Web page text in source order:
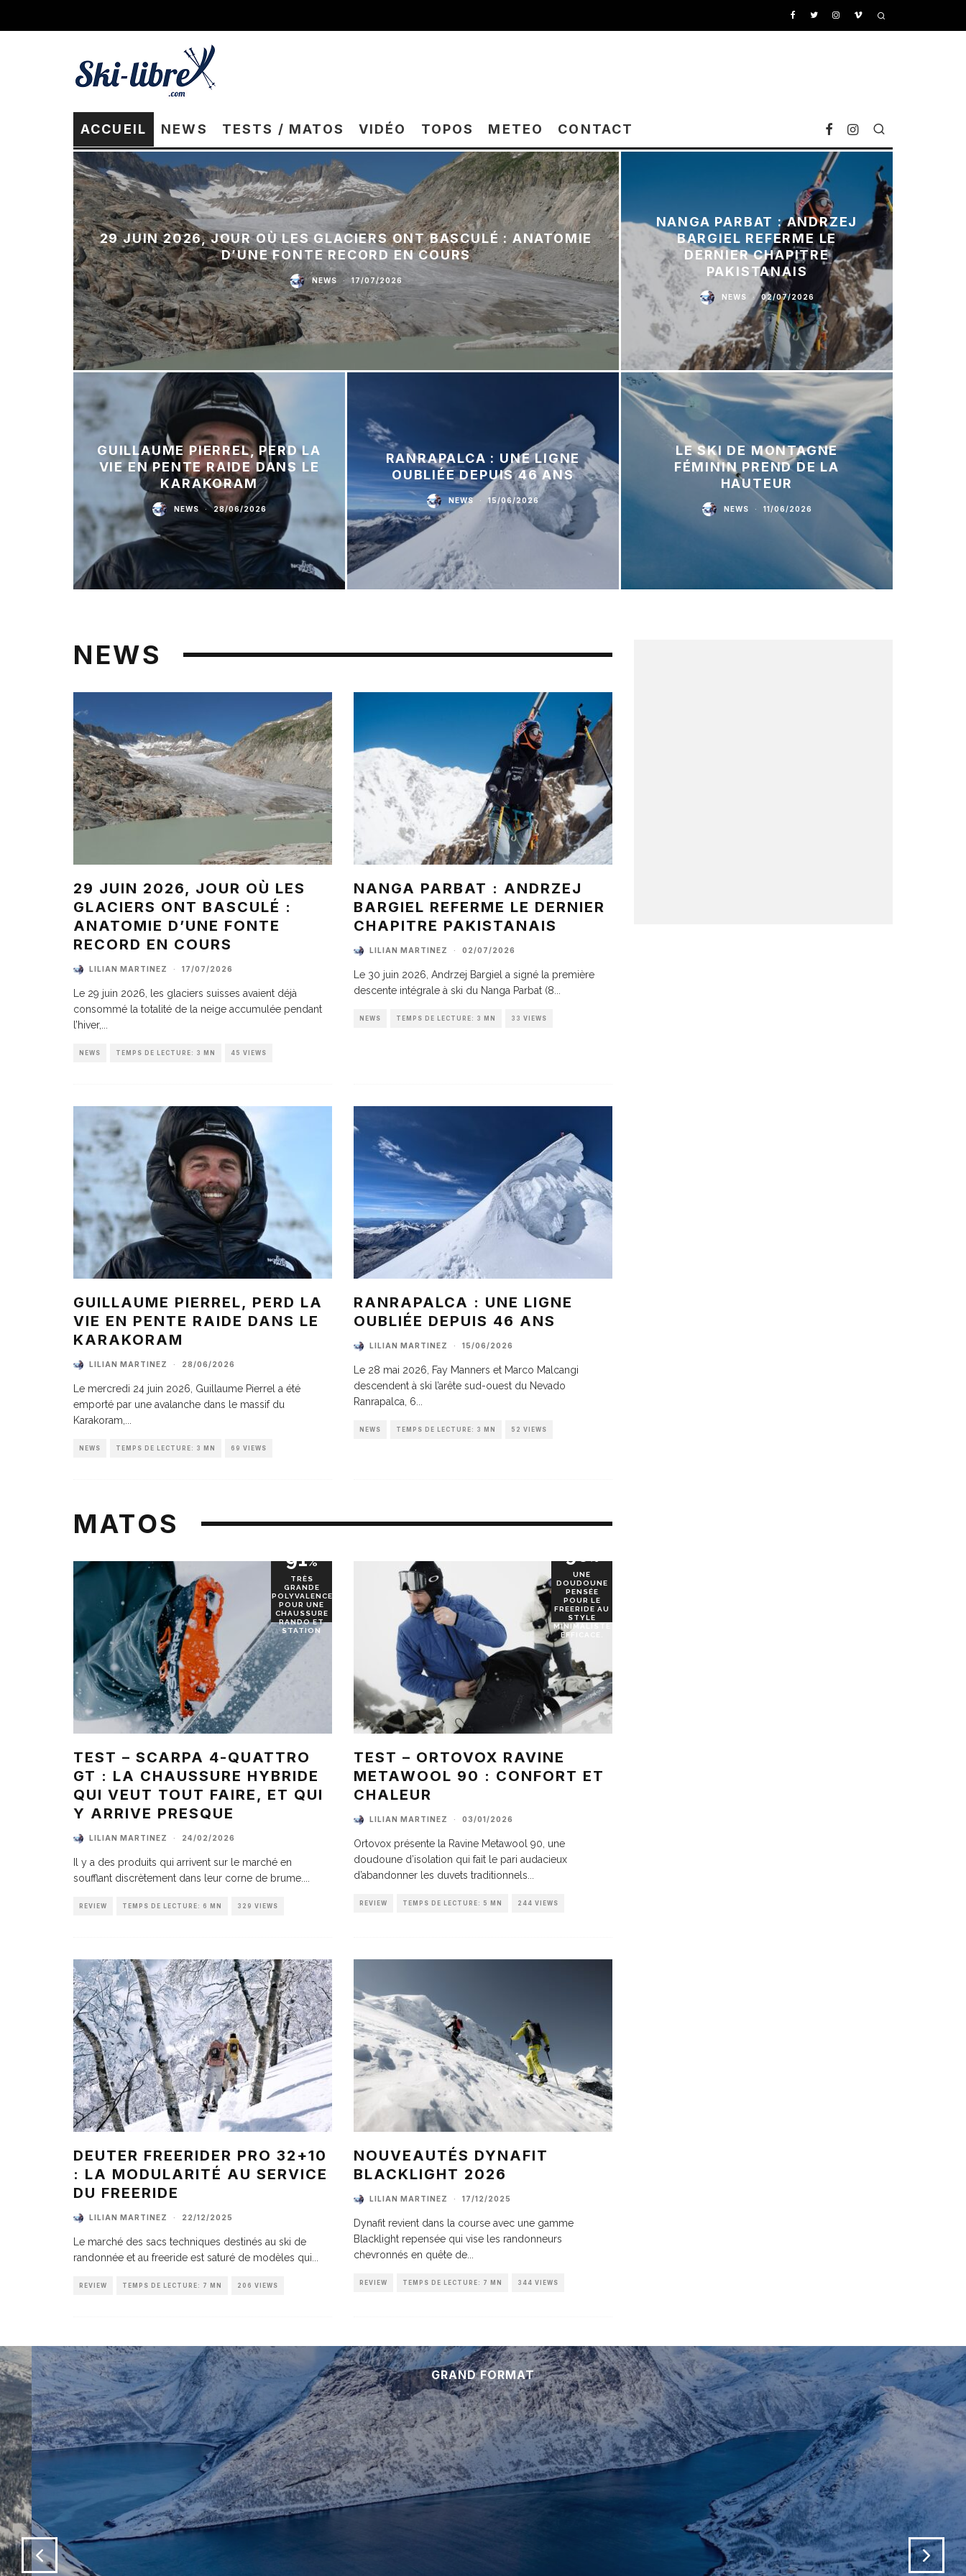
ACCUEIL NEWS TESTS / MATOS VIDÉO TOPOS METEO CONTACT
29 JUIN 2026, JOUR OÙ LES GLACIERS ONT BASCULÉ : ANATOMIE
D’UNE FONTE RECORD EN COURS
NEWS · 17/07/2026
NANGA PARBAT : ANDRZEJ
BARGIEL REFERME LE
DERNIER CHAPITRE
PAKISTANAIS
NEWS · 02/07/2026
GUILLAUME PIERREL, PERD LA
VIE EN PENTE RAIDE DANS LE
KARAKORAM
NEWS · 28/06/2026
RANRAPALCA : UNE LIGNE
OUBLIÉE DEPUIS 46 ANS
NEWS · 15/06/2026
LE SKI DE MONTAGNE
FÉMININ PREND DE LA
HAUTEUR
NEWS · 11/06/2026
NEWS
29 JUIN 2026, JOUR OÙ LES
GLACIERS ONT BASCULÉ :
ANATOMIE D’UNE FONTE
RECORD EN COURS
LILIAN MARTINEZ · 17/07/2026
Le 29 juin 2026, les glaciers suisses avaient déjà
consommé la totalité de la neige accumulée pendant
l’hiver,
NEWS TEMPS DE LECTURE: 3 MN 45 VIEWS
NANGA PARBAT : ANDRZEJ
BARGIEL REFERME LE DERNIER
CHAPITRE PAKISTANAIS
LILIAN MARTINEZ · 02/07/2026
Le 30 juin 2026, Andrzej Bargiel a signé la première
descente intégrale à ski du Nanga Parbat (8
NEWS TEMPS DE LECTURE: 3 MN 33 VIEWS
GUILLAUME PIERREL, PERD LA
VIE EN PENTE RAIDE DANS LE
KARAKORAM
LILIAN MARTINEZ · 28/06/2026
Le mercredi 24 juin 2026, Guillaume Pierrel a été
emporté par une avalanche dans le massif du
Karakoram,
NEWS TEMPS DE LECTURE: 3 MN 69 VIEWS
RANRAPALCA : UNE LIGNE
OUBLIÉE DEPUIS 46 ANS
LILIAN MARTINEZ · 15/06/2026
Le 28 mai 2026, Fay Manners et Marco Malcangi
descendent à ski l’arête sud-ouest du Nevado
Ranrapalca, 6
NEWS TEMPS DE LECTURE: 3 MN 52 VIEWS
MATOS
91%
TRÈS
GRANDE
POLYVALENCE
POUR UNE
CHAUSSURE
RANDO ET
STATION
TEST – SCARPA 4-QUATTRO
GT : LA CHAUSSURE HYBRIDE
QUI VEUT TOUT FAIRE, ET QUI
Y ARRIVE PRESQUE
LILIAN MARTINEZ · 24/02/2026
Il y a des produits qui arrivent sur le marché en
soufflant discrètement dans leur corne de brume.
REVIEW TEMPS DE LECTURE: 6 MN 329 VIEWS
90%
UNE
DOUDOUNE
PENSÉE
POUR LE
FREERIDE AU
STYLE
MINIMALISTE
EFFICACE.
TEST – ORTOVOX RAVINE
METAWOOL 90 : CONFORT ET
CHALEUR
LILIAN MARTINEZ · 03/01/2026
Ortovox présente la Ravine Metawool 90, une
doudoune d’isolation qui fait le pari audacieux
d’abandonner les duvets traditionnels
REVIEW TEMPS DE LECTURE: 5 MN 244 VIEWS
DEUTER FREERIDER PRO 32+10
: LA MODULARITÉ AU SERVICE
DU FREERIDE
LILIAN MARTINEZ · 22/12/2025
Le marché des sacs techniques destinés au ski de
randonnée et au freeride est saturé de modèles qui
REVIEW TEMPS DE LECTURE: 7 MN 206 VIEWS
NOUVEAUTÉS DYNAFIT
BLACKLIGHT 2026
LILIAN MARTINEZ · 17/12/2025
Dynafit revient dans la course avec une gamme
Blacklight repensée qui vise les randonneurs
chevronnés en quête de
REVIEW TEMPS DE LECTURE: 7 MN 344 VIEWS
GRAND FORMAT